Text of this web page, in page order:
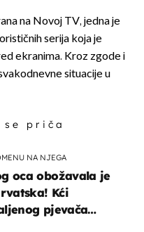
na Novoj TV, jedna je
serija koja je
ekranima. Kroz zgode i
situacije u
priča
NA NJEGA
oca obožavala je
Kći
pjevača